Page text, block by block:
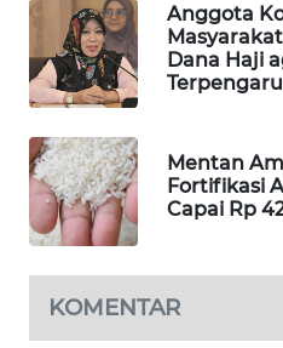
Anggota
Dana Haji
Mentan
Fortifikasi
Capai Rp
KOMENTAR
LPKKI
KOPEKLIN
PORTAL
KONSUMEN
FORWAMKI